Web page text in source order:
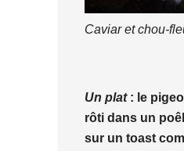
Caviar et chou-
Un plat: le
rôti dans un
sur un toast